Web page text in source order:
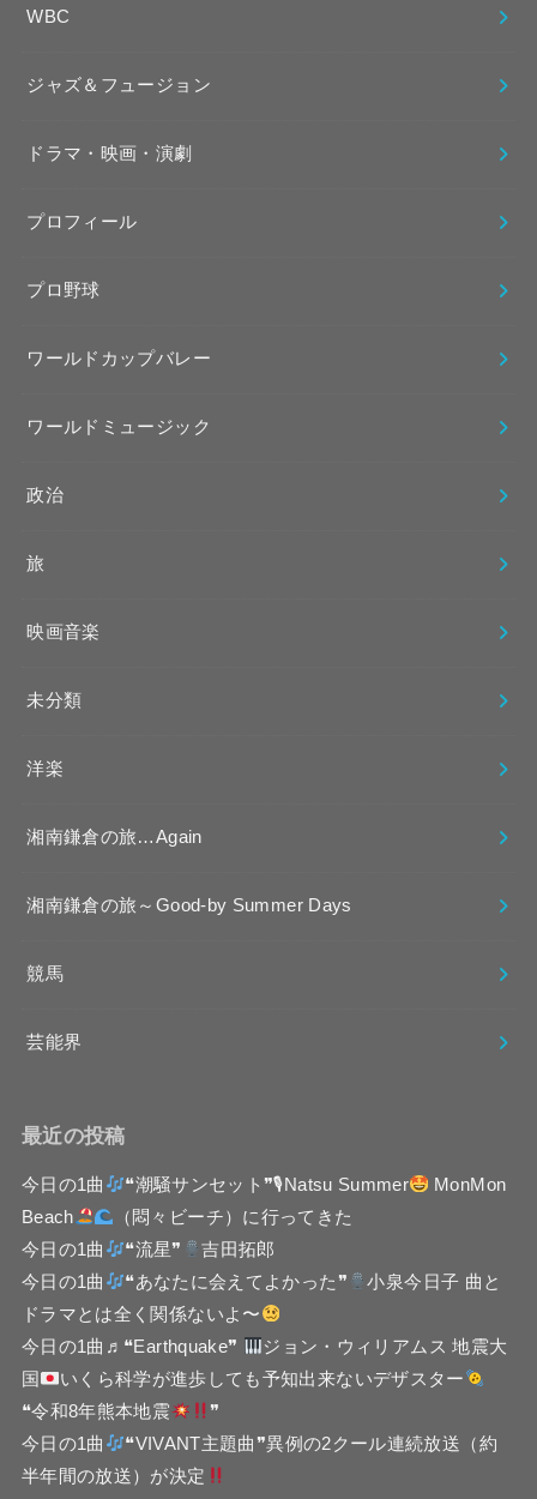
WBC
ジャズ＆フュージョン
ドラマ・映画・演劇
プロフィール
プロ野球
ワールドカップバレー
ワールドミュージック
政治
旅
映画音楽
未分類
洋楽
湘南鎌倉の旅…Again
湘南鎌倉の旅～Good-by Summer Days
競馬
芸能界
最近の投稿
今日の1曲 ❝潮騒サンセット❞🎙Natsu Summer
MonMon
Beach
（悶々ビーチ）に行ってきた
今日の1曲
❝流星❞
吉田拓郎
今日の1曲
❝あなたに会えてよかった❞
小泉今日子 曲と
ドラマとは全く関係ないよ〜
今日の1曲♬❝Earthquake❞
ジョン・ウィリアムス 地震大
国
いくら科学が進歩しても予知出来ないデザスター
❝令和8年熊本地震
❞
今日の1曲
❝VIVANT主題曲❞異例の2クール連続放送（約
半年間の放送）が決定